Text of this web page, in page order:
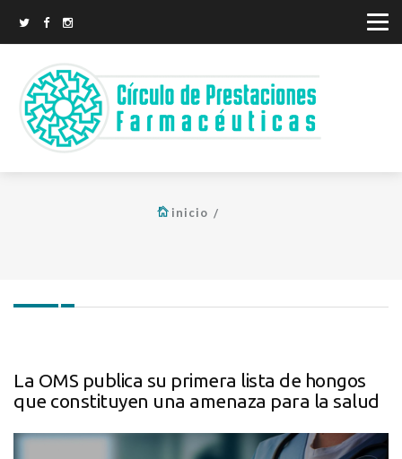
inicio
La OMS publica su primera lista de hongos
que constituyen una amenaza para la salud